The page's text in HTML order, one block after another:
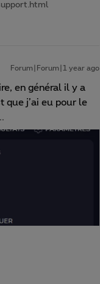
Forum|Forum|1 year ago
en général il y a
j’ai eu pour le